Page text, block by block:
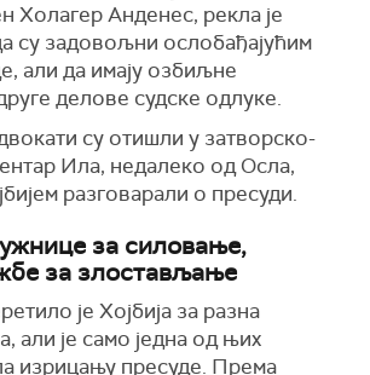
Холагер Анденес, рекла је
су задовољни ослобађајућим
али да имају озбиљне
делове судске одлуке.
су отишли у затворско-
Ила, недалеко од Осла,
разговарали о пресуди.
за силовање,
за злостављање
је Хојбија за разна
али је само једна од њих
изрицању пресуде. Према